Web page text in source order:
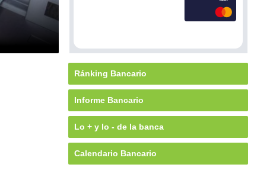
Ránking Bancario
Informe Bancario
Lo + y lo - de la banca
Calendario Bancario